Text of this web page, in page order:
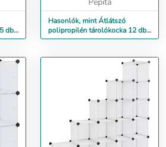
db
Pepita
Hasonlók, mint Átlátszó
polipropilén tárolókocka 12 db
kockával és ajtókkal